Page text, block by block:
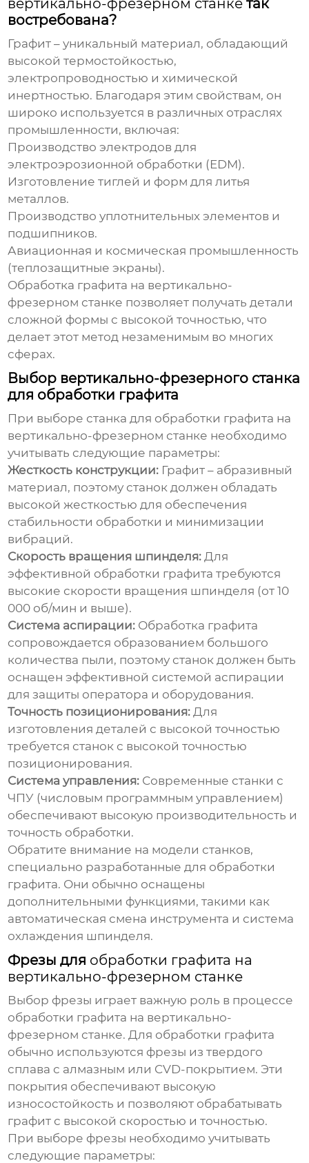
вертикально-фрезерном станке так
востребована?
Графит – уникальный материал, обладающий
высокой термостойкостью,
электропроводностью и химической
инертностью. Благодаря этим свойствам, он
широко используется в различных отраслях
промышленности, включая:
Производство электродов для
электроэрозионной обработки (EDM).
Изготовление тиглей и форм для литья
металлов.
Производство уплотнительных элементов и
подшипников.
Авиационная и космическая промышленность
(теплозащитные экраны).
Обработка графита на вертикально-
фрезерном станке позволяет получать детали
сложной формы с высокой точностью, что
делает этот метод незаменимым во многих
сферах.
Выбор вертикально-фрезерного станка
для обработки графита
При выборе станка для обработки графита на
вертикально-фрезерном станке необходимо
учитывать следующие параметры:
Жесткость конструкции: Графит – абразивный
материал, поэтому станок должен обладать
высокой жесткостью для обеспечения
стабильности обработки и минимизации
вибраций.
Скорость вращения шпинделя: Для
эффективной обработки графита требуются
высокие скорости вращения шпинделя (от 10
000 об/мин и выше).
Система аспирации: Обработка графита
сопровождается образованием большого
количества пыли, поэтому станок должен быть
оснащен эффективной системой аспирации
для защиты оператора и оборудования.
Точность позиционирования: Для
изготовления деталей с высокой точностью
требуется станок с высокой точностью
позиционирования.
Система управления: Современные станки с
ЧПУ (числовым программным управлением)
обеспечивают высокую производительность и
точность обработки.
Обратите внимание на модели станков,
специально разработанные для обработки
графита. Они обычно оснащены
дополнительными функциями, такими как
автоматическая смена инструмента и система
охлаждения шпинделя.
Фрезы для обработки графита на
вертикально-фрезерном станке
Выбор фрезы играет важную роль в процессе
обработки графита на вертикально-
фрезерном станке. Для обработки графита
обычно используются фрезы из твердого
сплава с алмазным или CVD-покрытием. Эти
покрытия обеспечивают высокую
износостойкость и позволяют обрабатывать
графит с высокой скоростью и точностью.
При выборе фрезы необходимо учитывать
следующие параметры: